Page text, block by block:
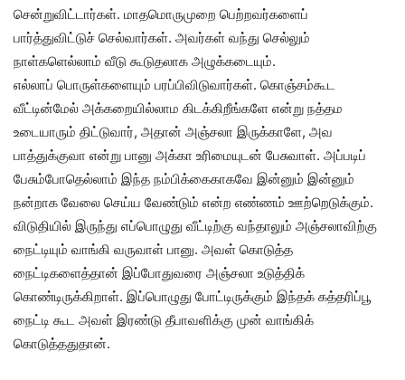
சென்றுவிட்டார்கள். மாதமொருமுறை பெற்றவர்களைப்
பார்த்துவிட்டுச் செல்வார்கள். அவர்கள் வந்து செல்லும்
நாள்களெல்லாம் வீடு கூடுதலாக அழுக்கடையும்.
எல்லாப் பொருள்களையும் பரப்பிவிடுவார்கள். கொஞ்சம்கூட
வீட்டின்மேல் அக்கறையில்லாம கிடக்கிறீங்களே என்று நத்தம
உடையாரும் திட்டுவார், அதான் அஞ்சலா இருக்காளே, அவ
பாத்துக்குவா என்று பானு அக்கா உரிமையுடன் பேசுவாள். அப்படிப்
பேசும்போதெல்லாம் இந்த நம்பிக்கைகாகவே இன்னும் இன்னும்
நன்றாக வேலை செய்ய வேண்டும் என்ற எண்ணம் ஊற்றெடுக்கும்.
விடுதியில் இருந்து எப்பொழுது வீட்டிற்கு வந்தாலும் அஞ்சலாவிற்கு
நைட்டியும் வாங்கி வருவாள் பானு. அவள் கொடுத்த
நைட்டிகளைத்தான் இப்போதுவரை அஞ்சலா உடுத்திக்
கொண்டிருக்கிறாள். இப்பொழுது போட்டிருக்கும் இந்தக் கத்தரிப்பூ
நைட்டி கூட அவள் இரண்டு தீபாவளிக்கு முன் வாங்கிக்
கொடுத்ததுதான்.